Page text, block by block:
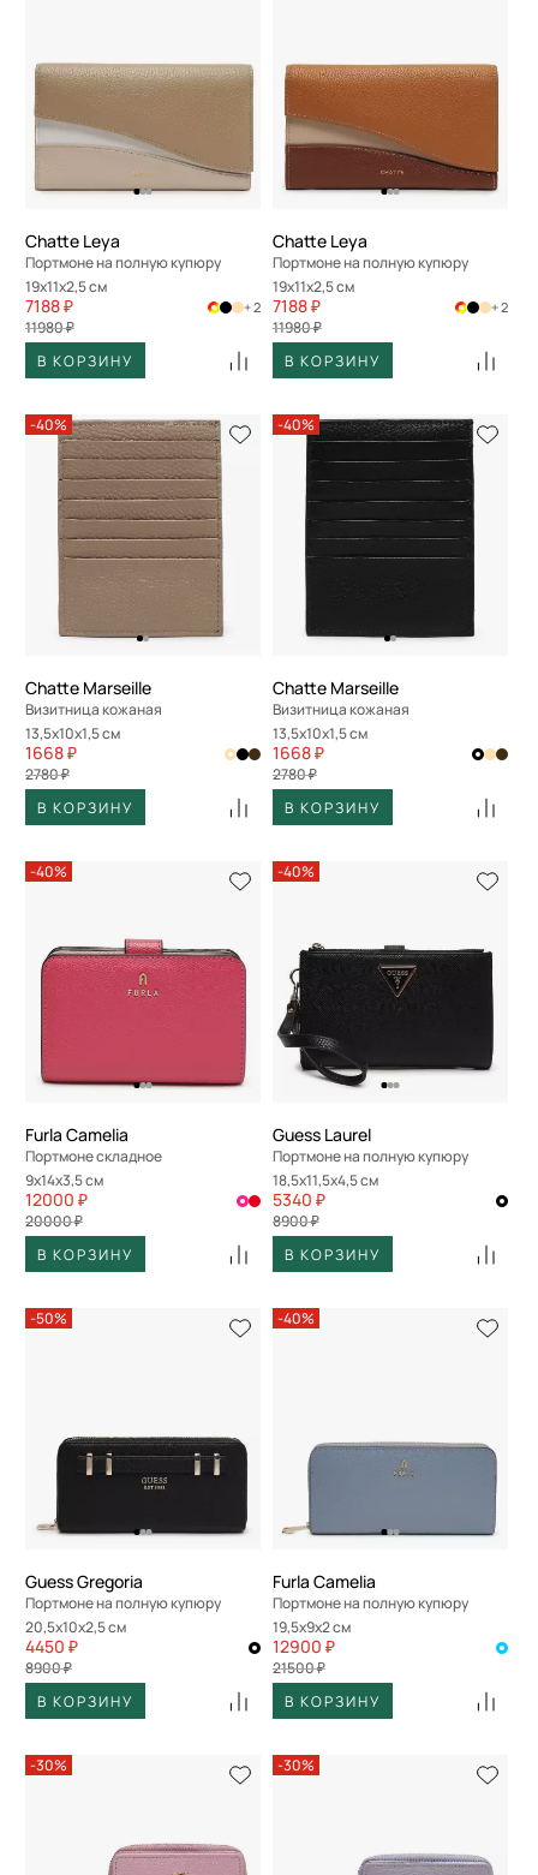
Chatte Leya
Портмоне на полную купюру
19x11x2,5 см
7188 ₽
11980 ₽
+ 2
В КОРЗИНУ
Chatte Leya
Портмоне на полную купюру
19x11x2,5 см
7188 ₽
11980 ₽
+ 2
В КОРЗИНУ
-40%
Chatte Marseille
Визитница кожаная
13,5x10x1,5 см
1668 ₽
2780 ₽
В КОРЗИНУ
-40%
Chatte Marseille
Визитница кожаная
13,5x10x1,5 см
1668 ₽
2780 ₽
В КОРЗИНУ
-40%
Furla Camelia
Портмоне складное
9x14x3,5 см
12000 ₽
20000 ₽
В КОРЗИНУ
-40%
Guess Laurel
Портмоне на полную купюру
18,5x11,5x4,5 см
5340 ₽
8900 ₽
В КОРЗИНУ
-50%
Guess Gregoria
Портмоне на полную купюру
20,5x10x2,5 см
4450 ₽
8900 ₽
В КОРЗИНУ
-40%
Furla Camelia
Портмоне на полную купюру
19,5x9x2 см
12900 ₽
21500 ₽
В КОРЗИНУ
-30% -30%